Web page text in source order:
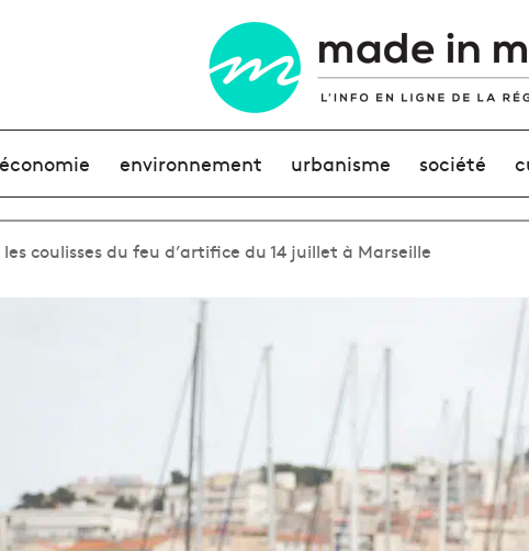
économie environnement urbanisme société
les coulisses du feu d’artifice du 14 juillet à Marseille